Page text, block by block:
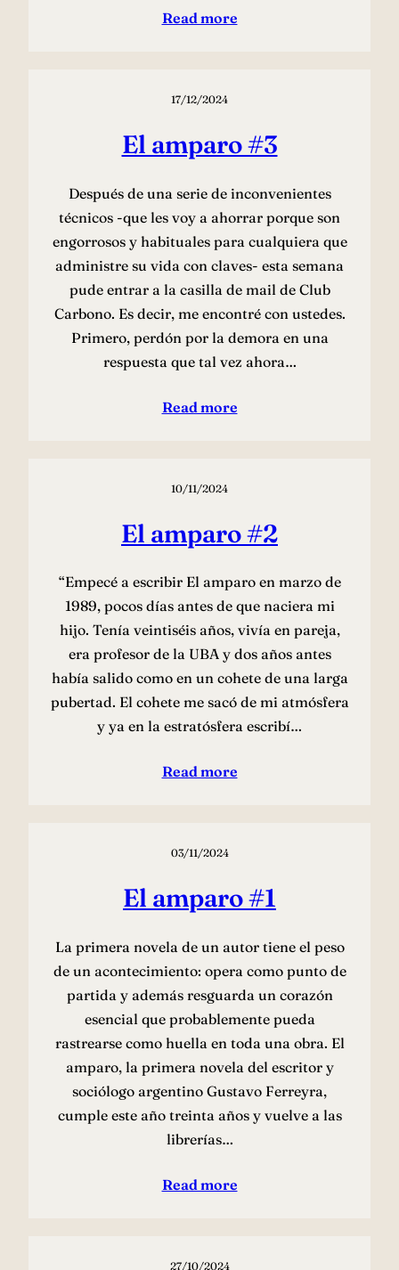
Read more
17/12/2024
El amparo #3
Después de una serie de inconvenientes
técnicos -que les voy a ahorrar porque son
engorrosos y habituales para cualquiera que
administre su vida con claves- esta semana
pude entrar a la casilla de mail de Club
Carbono. Es decir, me encontré con ustedes.
Primero, perdón por la demora en una
respuesta que tal vez ahora…
Read more
10/11/2024
El amparo #2
“Empecé a escribir El amparo en marzo de
1989, pocos días antes de que naciera mi
hijo. Tenía veintiséis años, vivía en pareja,
era profesor de la UBA y dos años antes
había salido como en un cohete de una larga
pubertad. El cohete me sacó de mi atmósfera
y ya en la estratósfera escribí…
Read more
03/11/2024
El amparo #1
La primera novela de un autor tiene el peso
de un acontecimiento: opera como punto de
partida y además resguarda un corazón
esencial que probablemente pueda
rastrearse como huella en toda una obra. El
amparo, la primera novela del escritor y
sociólogo argentino Gustavo Ferreyra,
cumple este año treinta años y vuelve a las
librerías…
Read more
27/10/2024